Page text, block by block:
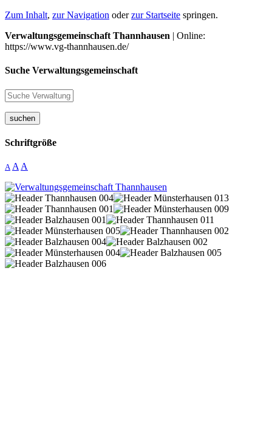
Zum Inhalt, zur Navigation oderzur Startseite springen.
Verwaltungsgemeinschaft Thannhausen | Online:
https://www.vg-thannhausen.de/
Suche Verwaltungsgemeinschaft
suchen
Schriftgröße
A A A